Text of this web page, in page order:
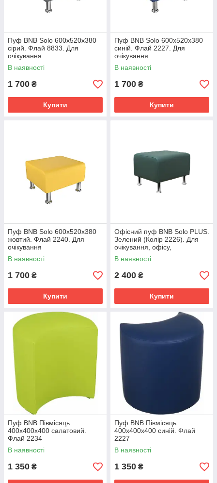
Пуф BNB Solo 600x520x380
сірий. Флай 8833. Для
очікування
В наявності
1 700 ₴
Купити
Пуф BNB Solo 600x520x380
синій. Флай 2227. Для
очікування
В наявності
1 700 ₴
Купити
Пуф BNB Solo 600x520x380
жовтий. Флай 2240. Для
очікування
В наявності
1 700 ₴
Купити
Офісний пуф BNB Solo PLUS.
Зелений (Колір 2226). Для
очікування, офісу,
примірочної, магазину взуття
/ одягу
В наявності
2 400 ₴
Купити
Пуф BNB Півмісяць
400x400x400 салатовий.
Флай 2234
В наявності
1 350 ₴
Пуф BNB Півмісяць
400x400x400 синій. Флай
2227
В наявності
1 350 ₴